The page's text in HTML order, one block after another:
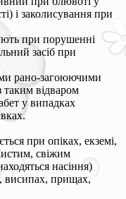
і заколисування при
при порушенні
засіб при
рано-загоюючими
відваром
у випадках
при опіках, екземі,
свіжим
насіння)
висипах, прищах,